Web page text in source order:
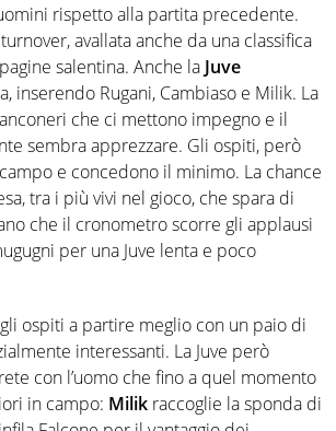
rispetto alla partita precedente.
avallata anche da una classifica
salentina. Anche la Juve
inserendo Rugani, Cambiaso e Milik. La
che ci mettono impegno e il
sembra apprezzare. Gli ospiti, però
e concedono il minimo. La chance
tra i più vivi nel gioco, che spara di
che il cronometro scorre gli applausi
per una Juve lenta e poco
ospiti a partire meglio con un paio di
interessanti. La Juve però
con l’uomo che fino a quel momento
in campo: Milik raccoglie la sponda di